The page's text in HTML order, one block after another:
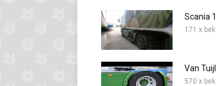
Scania
171 x
Van
570 x